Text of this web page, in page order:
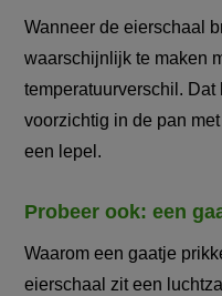
Wanneer de eierschaal
waarschijnlijk te maken
temperatuurverschil.
voorzichtig in de pan
een lepel.
Probeer ook: een
Waarom een gaatje
eierschaal zit een